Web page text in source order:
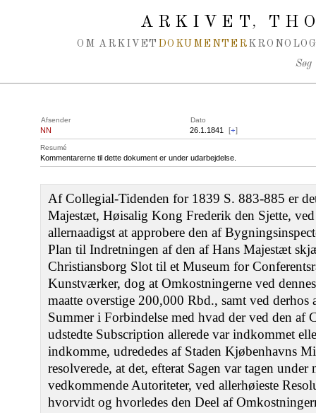
ARKIVET,
OM ARKIVET DOKUMENTER
Søg
Afsender Dato
NN 26.1.1841 [+]
Resumé
Kommentarerne til dette dokument er under udarbejdelse.
Af Collegial-Tidenden for 1839 S. 883-885 er
Majestæt, Høisalig Kong Frederik den Sjette,
allernaadigst at approbere den af
Plan til Indretningen af den af Hans Majestæt
Christiansborg Slot til et Museum for
Kunstværker, dog at Omkostningerne ved
maatte overstige 200,000 Rbd., samt ved
Summer i Forbindelse med hvad der ved den af
udstedte Subscription allerede var indkommet
indkomme, udrededes af Staden Kjøbenhavns
resolverede, at det, efterat Sagen var tagen
vedkommende Autoriteter, ved allerhøieste
hvorvidt og hvorledes den Deel af